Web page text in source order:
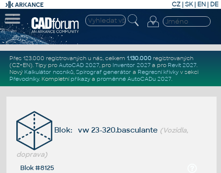
CZ | SK| EN | DE
Přes 123.000 registrovaných u nás, celkem 1.130.000registrovaných
(CZ+EN). Tipy pro AutoCAD 2027, pro Inventor 2027a pro Revit 2027.
Nový Kalkulátor nosníků, Spirograf generátor a Regresní křivkyv sekci
Převodníky. Kompletní příkazya proměnné AutoCADu 2027.
Blok: vw 23-320.basculante (Vozidla,
doprava)
Blok #8125